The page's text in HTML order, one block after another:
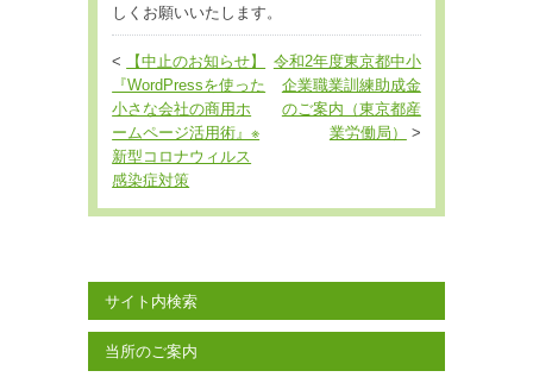
しくお願いいたします。
<
【中止のお知らせ】
『WordPressを使った
小さな会社の商用ホ
ームページ活用術』※
新型コロナウィルス
感染症対策
令和2年度東京都中小
企業職業訓練助成金
のご案内（東京都産
業労働局）
>
サイト内検索
当所のご案内